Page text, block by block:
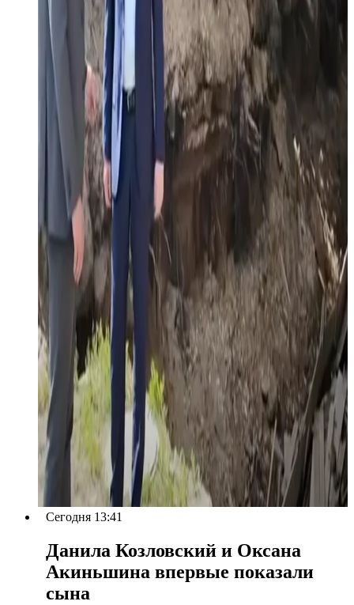
Сегодня 13:41
Данила Козловский и Оксана
Акиньшина впервые показали
сына